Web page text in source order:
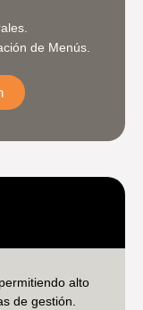
de Menús.
alto
de gestión.